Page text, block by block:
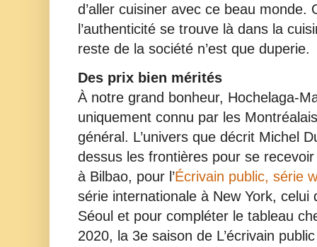
d’aller cuisiner avec ce beau monde.
l’authenticité se trouve là dans la
reste de la société n’est que duperie.
Des prix bien mérités
À notre grand bonheur, Hochelaga-
uniquement connu par les
général. L’univers que décrit Michel
dessus les frontières pour se
à Bilbao, pour l’Écrivain public, série
série internationale à New York, celui
Séoul et pour compléter le tableau
2020, la 3e saison de L’écrivain